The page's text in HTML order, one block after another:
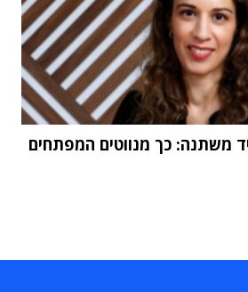
משתנה: כך מנווטים המפתחים